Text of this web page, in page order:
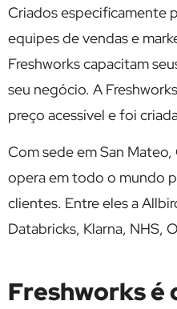
Criados especificamente
equipes de vendas e
Freshworks capacitam
seu negócio. A
preço acessível e foi
Com sede em San
opera em todo o mundo
clientes. Entre eles a
Databricks, Klarna, NHS,
Freshworks é